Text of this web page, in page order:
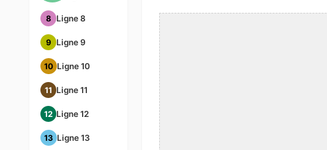
8 Ligne 8
9 Ligne 9
10 Ligne 10
11 Ligne 11
12 Ligne 12
13 Ligne 13